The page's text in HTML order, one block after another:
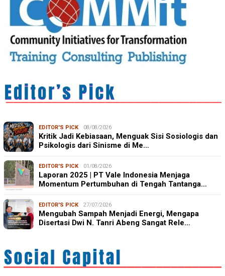
EDITOR'S PICK 08/08/2026
Kritik Jadi Kebiasaan, Menguak Sisi Sosiologis dan
Psikologis dari Sinisme di Me…
EDITOR'S PICK 01/08/2026
Laporan 2025 | PT Vale Indonesia Menjaga
Momentum Pertumbuhan di Tengah Tantanga…
EDITOR'S PICK 27/07/2026
Mengubah Sampah Menjadi Energi, Mengapa
Disertasi Dwi N. Tanri Abeng Sangat Rele…